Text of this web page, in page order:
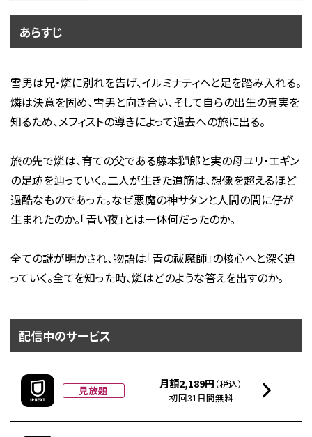
あらすじ
雪男は兄・燐に別れを告げ、イルミナティへと足を踏み入れる。
燐は決意を固め、雪男と向き合い、そして自らの出生の真実を
知るため、メフィストの導きによって過去への旅に出る。
旅の先で燐は、育ての父である藤本獅郎と実の母ユリ・エギン
の足跡を辿っていく。二人が生きた道筋は、想像を超えるほど
過酷なものであった。なぜ悪魔の神サタンと人間の間に仔が
生まれたのか。「青い夜」とは一体何だったのか。
全ての謎が明かされ、物語は「青の祓魔師」の核心へと深く迫
っていく。全てを知った時、燐はどのような答えを出すのか。
配信中のサービス
見放題 月額2,189円 （税込）
初回31日間無料